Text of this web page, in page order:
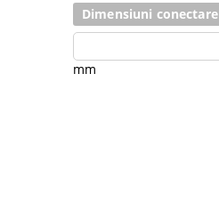
Dimensiuni conectare
mm